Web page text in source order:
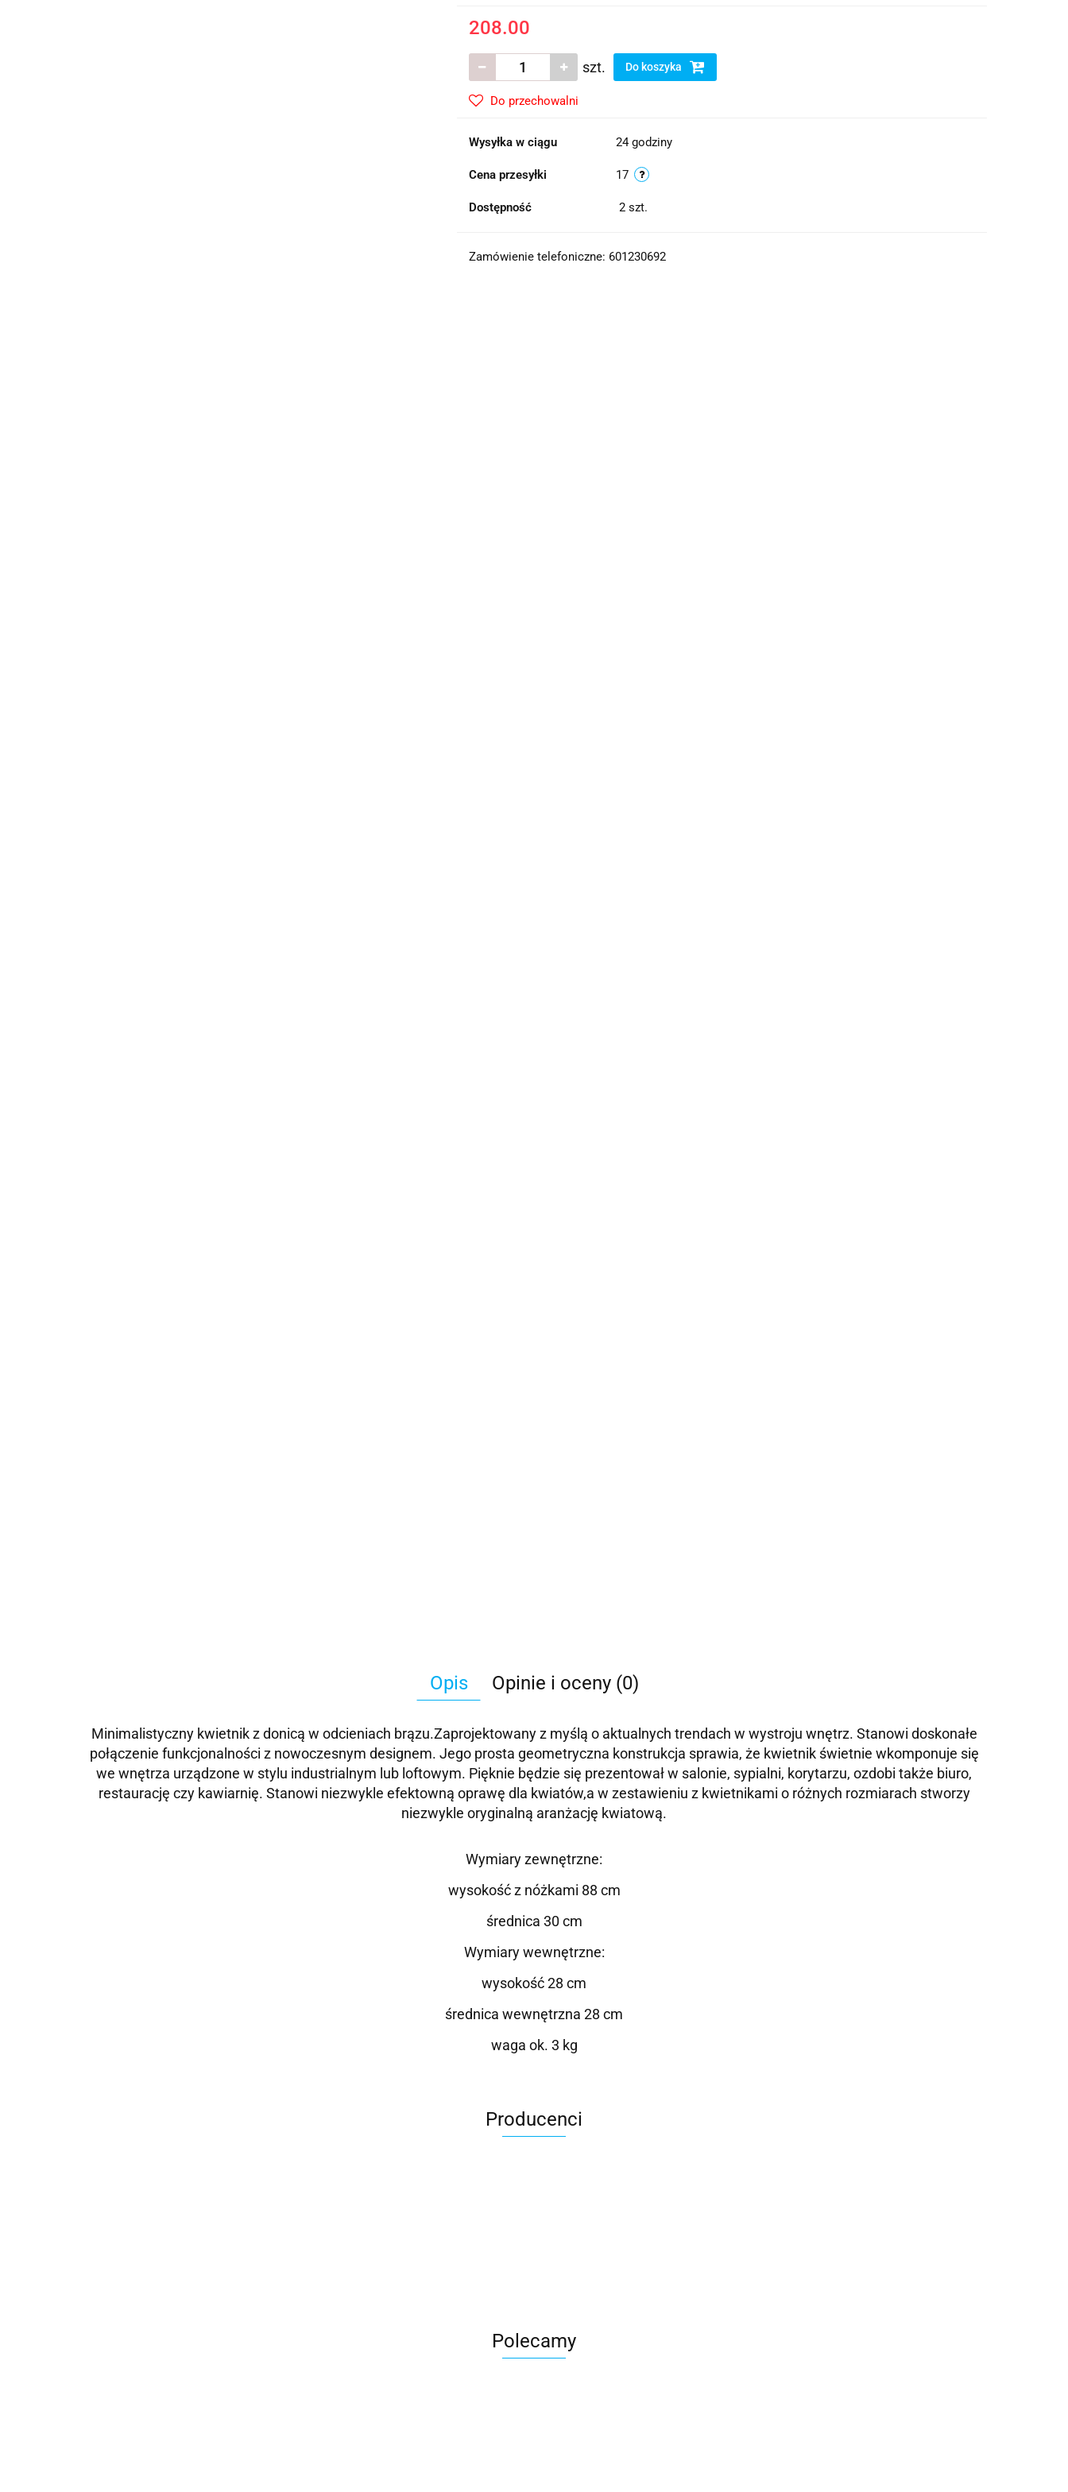
208.00
szt. Do koszyka
Do przechowalni
Wysyłka w ciągu 24 godziny
Cena przesyłki 17
Dostępność 2 szt.
Zamówienie telefoniczne: 601230692
Opis Opinie i oceny (0)
Minimalistyczny kwietnik z donicą w odcieniach brązu.Zaprojektowany z myślą o aktualnych trendach w wystroju wnętrz. Stanowi doskonałe
połączenie funkcjonalności z nowoczesnym designem. Jego prosta geometryczna konstrukcja sprawia, że kwietnik świetnie wkomponuje się
we wnętrza urządzone w stylu industrialnym lub loftowym. Pięknie będzie się prezentował w salonie, sypialni, korytarzu, ozdobi także biuro,
restaurację czy kawiarnię. Stanowi niezwykle efektowną oprawę dla kwiatów,a w zestawieniu z kwietnikami o różnych rozmiarach stworzy
niezwykle oryginalną aranżację kwiatową.
Wymiary zewnętrzne:
wysokość z nóżkami 88 cm
średnica 30 cm
Wymiary wewnętrzne:
wysokość 28 cm
średnica wewnętrzna 28 cm
waga ok. 3 kg
Producenci
Polecamy